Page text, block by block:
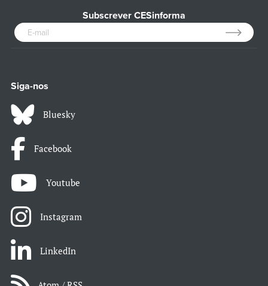
Subscrever CESinforma
Siga-nos
Bluesky
Facebook
Youtube
Instagram
LinkedIn